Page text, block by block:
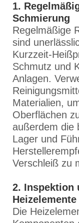
1.
Schmierung
Regelmäßige
sind
Kurzzeit-
Schmutz und
Anlagen.
Materialien,
Oberflächen
außerdem die
Lager und
Verschleiß zu
2. Inspektion
Heizelemente
Die